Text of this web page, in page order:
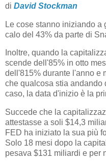
di David Stockman
Le cose stanno iniziando a
calo del 43% da parte di
Inoltre, quando la
scende dell'85% in otto
dell'815% durante l'anno e
che qualcosa stia andando
caso, la data d'inizio è la
Succede che la
attestasse a soli $14,3
FED ha iniziato la sua più
Solo 18 mesi dopo la
pesava $131 miliardi e per